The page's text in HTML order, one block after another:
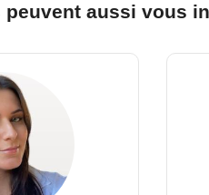
peuvent aussi vous